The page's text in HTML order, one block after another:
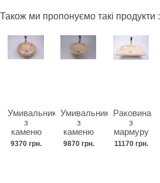
Також ми пропонуємо такі продукти :
Умивальник
з
каменю
9370 грн.
Умивальник
з
каменю
9870 грн.
Раковина
з
мармуру
11170 грн.